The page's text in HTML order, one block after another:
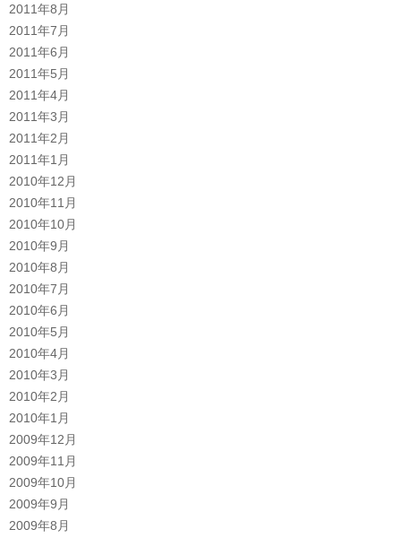
2011年8月
2011年7月
2011年6月
2011年5月
2011年4月
2011年3月
2011年2月
2011年1月
2010年12月
2010年11月
2010年10月
2010年9月
2010年8月
2010年7月
2010年6月
2010年5月
2010年4月
2010年3月
2010年2月
2010年1月
2009年12月
2009年11月
2009年10月
2009年9月
2009年8月